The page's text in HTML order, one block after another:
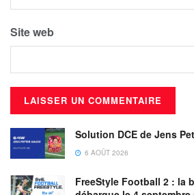
Site web
Solution DCE de Jens
6 AOÛT 2026
FreeStyle Football 2 : la